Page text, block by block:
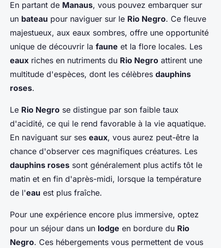
En partant de Manaus, vous pouvez embarquer sur
un bateau pour naviguer sur le Rio Negro. Ce fleuve
majestueux, aux eaux sombres, offre une opportunité
unique de découvrir la faune et la flore locales. Les
eaux riches en nutriments du Rio Negro attirent une
multitude d'espèces, dont les célèbres dauphins
roses.
Le Rio Negro se distingue par son faible taux
d'acidité, ce qui le rend favorable à la vie aquatique.
En naviguant sur ses eaux, vous aurez peut-être la
chance d'observer ces magnifiques créatures. Les
dauphins roses sont généralement plus actifs tôt le
matin et en fin d'après-midi, lorsque la température
de l'eau est plus fraîche.
Pour une expérience encore plus immersive, optez
pour un séjour dans un lodge en bordure du Rio
Negro. Ces hébergements vous permettent de vous